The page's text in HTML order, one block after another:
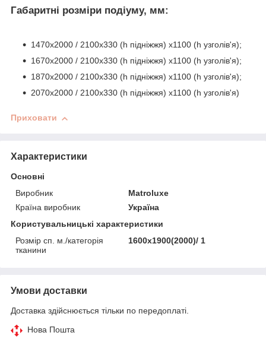
Габаритні розміри подіуму, мм:
1470х2000 / 2100х330 (h підніжжя) х1100 (h узголів'я);
1670х2000 / 2100х330 (h підніжжя) х1100 (h узголів'я);
1870х2000 / 2100х330 (h підніжжя) х1100 (h узголів'я);
2070х2000 / 2100х330 (h підніжжя) х1100 (h узголів'я)
Приховати
Характеристики
Основні
Виробник
Matroluxe
Країна виробник
Україна
Користувальницькі характеристики
Розмір сп. м./категорія
тканини
1600х1900(2000)/ 1
Умови доставки
Доставка здійснюється тільки по передоплаті.
Нова Пошта